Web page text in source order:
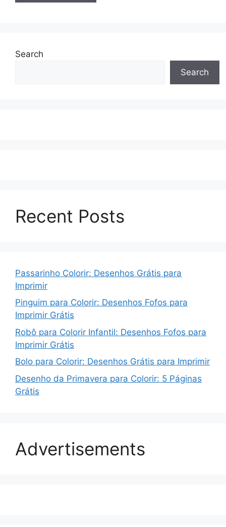
Search
Search
Recent Posts
Passarinho Colorir: Desenhos Grátis para
Imprimir
Pinguim para Colorir: Desenhos Fofos para
Imprimir Grátis
Robô para Colorir Infantil: Desenhos Fofos para
Imprimir Grátis
Bolo para Colorir: Desenhos Grátis para Imprimir
Desenho da Primavera para Colorir: 5 Páginas
Grátis
Advertisements